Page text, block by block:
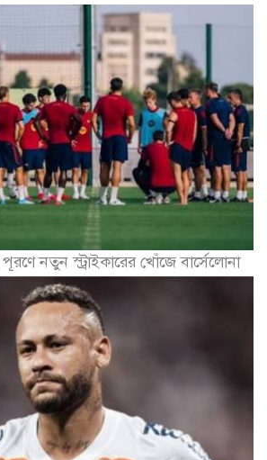
নতুন স্ট্রাইকারের খোঁজে বার্সেলোনা